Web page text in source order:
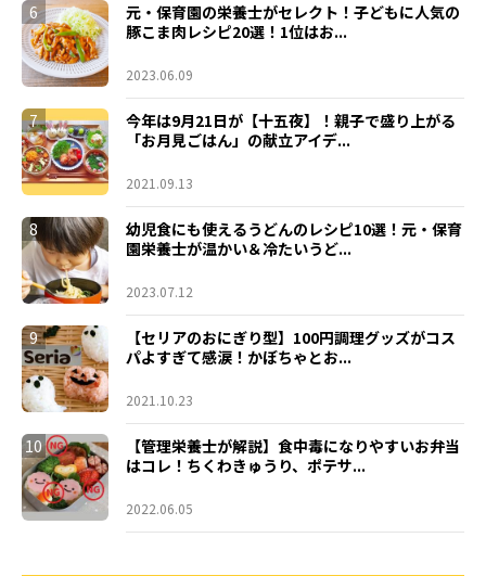
6
元・保育園の栄養士がセレクト！子どもに人気の
豚こま肉レシピ20選！1位はお...
2023.06.09
7
今年は9月21日が【十五夜】！親子で盛り上がる
「お月見ごはん」の献立アイデ...
2021.09.13
8
幼児食にも使えるうどんのレシピ10選！元・保育
園栄養士が温かい＆冷たいうど...
2023.07.12
9
【セリアのおにぎり型】100円調理グッズがコス
パよすぎて感涙！かぼちゃとお...
2021.10.23
10
【管理栄養士が解説】食中毒になりやすいお弁当
はコレ！ちくわきゅうり、ポテサ...
2022.06.05